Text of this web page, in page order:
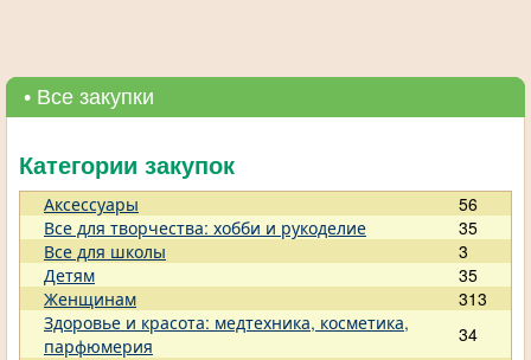
• Все закупки
Категории закупок
Аксессуары
56
Все для творчества: хобби и рукоделие
35
Все для школы
3
Детям
35
Женщинам
313
Здоровье и красота: медтехника, косметика,
парфюмерия
34